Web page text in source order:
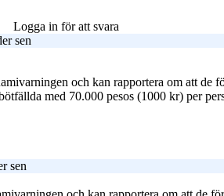
Logga in för att svara
sen
och kan rapportera om att
med 70.000 pesos (1000 kr) per
sen